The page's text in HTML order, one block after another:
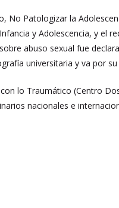
No Patologizar la
y Adolescencia, y el
abuso sexual fue
universitaria y va por
lo Traumático (Centro
nacionales e